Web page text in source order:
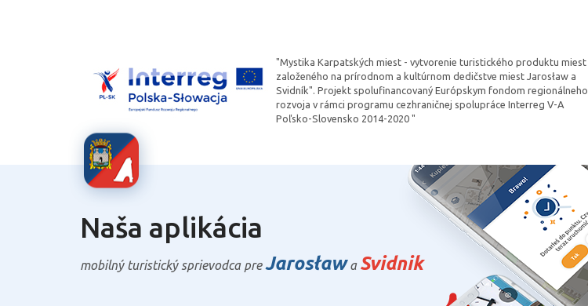
"Mystika Karpatských miest - vytvorenie turistického produktu miest
založeného na prírodnom a kultúrnom dedičstve miest Jarosław a
Svidník". Projekt spolufinancovaný Európskym fondom regionálneho
rozvoja v rámci programu cezhraničnej spolupráce Interreg V-A
Poľsko-Slovensko 2014-2020 "
Naša aplikácia
mobilný turistický sprievodca preJarosława Svidnik